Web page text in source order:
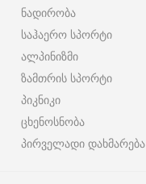
ნადირობა
საჰაერო სპორტი
ალპინიზმი
ზამთრის სპორტი
პიკნიკი
ცხენოსნობა
პირველადი დახმარება